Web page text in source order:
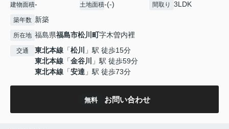
建物面積- 土地面積-(-) 間取り 3LDK
築年数 新築
所在地 福島県福島市松川町字木曽内裡
交通 東北本線 「松川
」駅 徒歩15分
東北本線 「金谷川
」駅 徒歩59分
東北本線 「安達 」駅 徒歩73分
無料 お問い合わせ